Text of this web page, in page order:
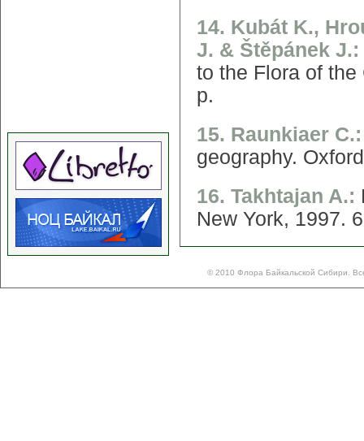
14. Kubát K.,
J. & Štěpánek J.:
to the Flora of
p.
15. Raunkiaer
geography.
16. Takhtajan A.:
New York, 1997.
© 2010 Флора Байкальской Сибири.